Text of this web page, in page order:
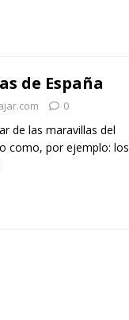
de España
0
de las maravillas del
como, por ejemplo: los